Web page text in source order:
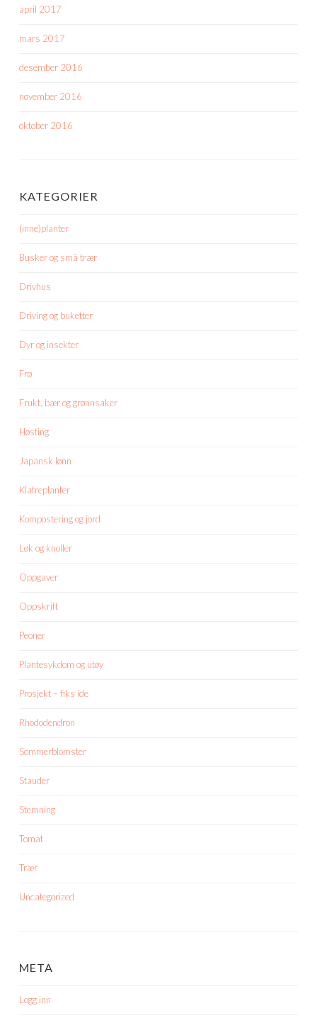
april 2017
mars 2017
desember 2016
november 2016
oktober 2016
KATEGORIER
(inne)planter
Busker og små trær
Drivhus
Driving og buketter
Dyr og insekter
Frø
Frukt, bær og grønnsaker
Høsting
Japansk lønn
Klatreplanter
Kompostering og jord
Løk og knoller
Oppgaver
Oppskrift
Peoner
Plantesykdom og utøy
Prosjekt – fiks ide
Rhododendron
Sommerblomster
Stauder
Stemning
Tomat
Trær
Uncategorized
META
Logg inn